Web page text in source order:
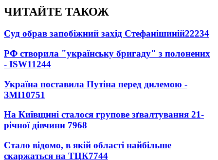
ЧИТАЙТЕ ТАКОЖ
Суд обрав запобіжний захід Стефанішиній22234
РФ створила "українську бригаду" з полонених
- ISW11244
Україна поставила Путіна перед дилемою -
ЗМІ10751
На Київщині сталося групове зґвалтування 21-
річної дівчини 7968
Стало відомо, в якій області найбільше
скаржаться на ТЦК7744